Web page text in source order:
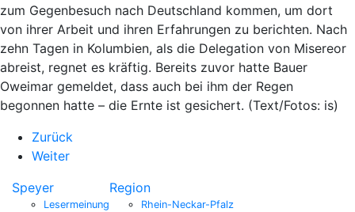
zum Gegenbesuch nach Deutschland kommen, um dort
von ihrer Arbeit und ihren Erfahrungen zu berichten. Nach
zehn Tagen in Kolumbien, als die Delegation von Misereor
abreist, regnet es kräftig. Bereits zuvor hatte Bauer
Oweimar gemeldet, dass auch bei ihm der Regen
begonnen hatte – die Ernte ist gesichert. (Text/Fotos: is)
Zurück
Weiter
Speyer
Lesermeinung
Region
Rhein-Neckar-Pfalz